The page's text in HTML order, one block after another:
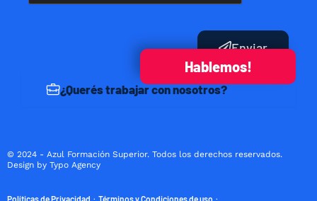
Hablemos!
¿Querés trabajar con nosotros?
Enviar
© 2024 - Azul Formación Superior. Todos los derechos reservados.
Design by Typo Agency
Políticas de Privacidad Términos y Condiciones de uso